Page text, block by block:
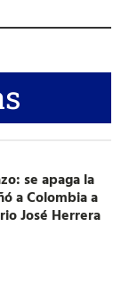
se apaga la
a Colombia a
José Herrera